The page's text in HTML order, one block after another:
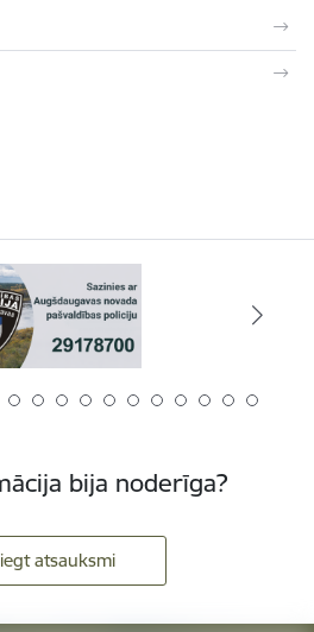
bija noderīga?
atsauksmi